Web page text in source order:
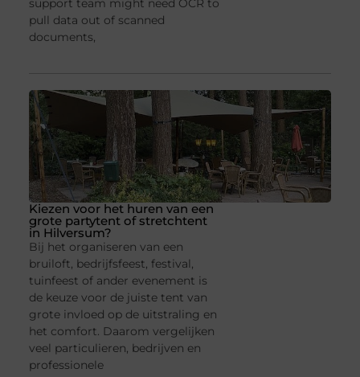
support team might need OCR to
pull data out of scanned
documents,
Kiezen voor het huren van een
grote partytent of stretchtent
in Hilversum?
Bij het organiseren van een
bruiloft, bedrijfsfeest, festival,
tuinfeest of ander evenement is
de keuze voor de juiste tent van
grote invloed op de uitstraling en
het comfort. Daarom vergelijken
veel particulieren, bedrijven en
professionele